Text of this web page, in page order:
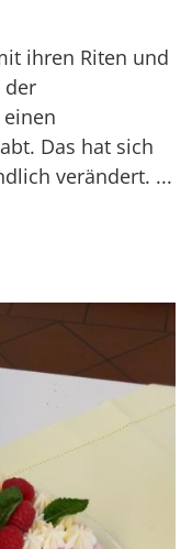
ihren Riten und
der
Das hat sich
verändert. ...